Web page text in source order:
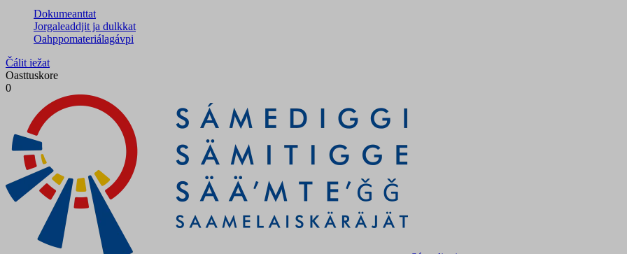
Dokumeanttat
Jorgaleaddjit ja dulkkat
Oahppomateriálagávpi
Čálit iežat
Oasttuskore
0